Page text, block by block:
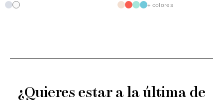
+ colores
¿Quieres estar a la última de